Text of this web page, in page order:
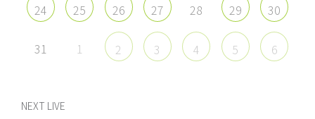
24 25 26 27 28 29 30
31 1 2 3 4 5 6
NEXT LIVE